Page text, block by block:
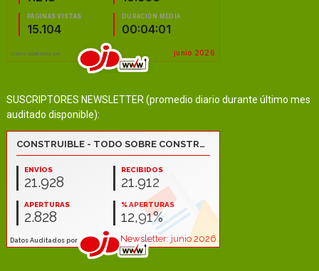
SUSCRIPTORES NEWSLETTER (promedio diario durante último mes
auditado disponible):